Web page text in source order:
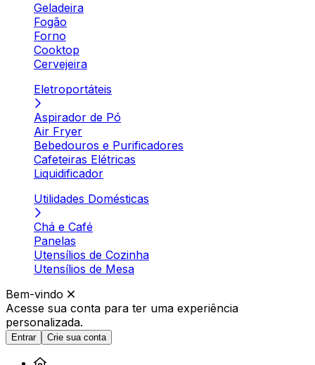
Geladeira
Fogão
Forno
Cooktop
Cervejeira
Eletroportáteis
Aspirador de Pó
Air Fryer
Bebedouros e Purificadores
Cafeteiras Elétricas
Liquidificador
Utilidades Domésticas
Chá e Café
Panelas
Utensílios de Cozinha
Utensílios de Mesa
Bem-vindo
Acesse sua conta para ter uma experiência
personalizada.
Entrar Crie sua conta